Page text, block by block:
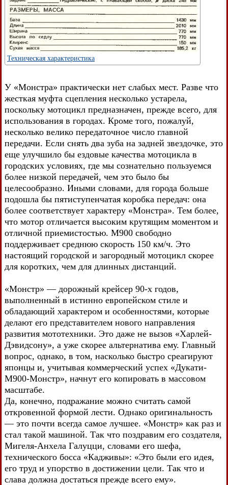
Техническая характеристика
У «Монстра» практически нет слабых мест. Разве что
жесткая муфта сцепления несколько устарела,
поскольку мотоцикл предназначен, прежде всего, для
использования в городах. Кроме того, пожалуй,
несколько велико передаточное число главной
передачи. Если снять два зуба на задней звездочке, это
еще улучшило бы ездовые качества мотоцикла в
городских условиях, где мы сознательно пользуемся
более низкой передачей, чем это было бы
целесообразно. Иными словами, для города больше
подошла бы пятиступенчатая коробка передач: она
более соответствует характеру «Монстра». Тем более,
что мотор отличается высоким крутящим моментом и
отличной приемистостью. М900 свободно
поддерживает среднюю скорость 150 км/ч. Это
настоящий городской и загородный мотоцикл скорее
для коротких, чем для длинных дистанций.
«Монстр» — дорожный крейсер 90-х годов,
выполненный в истинно европейском стиле и
обладающий характером и особенностями, которые
делают его представителем нового направления
развития мототехники. Это даже не вызов «Харлей-
Дэвидсону», а уже скорее альтернатива ему. Главный
вопрос, однако, в том, насколько быстро среагируют
японцы и, учитывая коммерческий успех «Дукати-
М900-Монстр», начнут его копировать в массовом
масштабе.
Да, конечно, подражание можно считать самой
откровенной формой лести. Однако оригинальность
— это почти всегда самое лучшее. «Монстр» как раз и
стал такой машиной. Так что поздравим его создателя,
Мигеля-Анхела Галуцци, словами его шефа,
технического босса «Кадживы»: «Это были его идея,
его труд и упорство в достижении цели. Так что и
слава должна достаться прежде всего ему».